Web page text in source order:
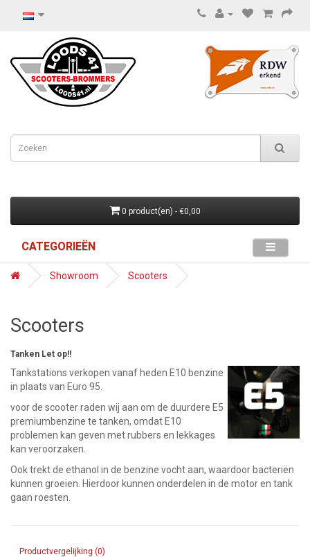
0 product(en) - €0,00
CATEGORIEËN
Showroom Scooters
Scooters
Tanken Let op!!
Tankstations verkopen vanaf heden E10 benzine
in plaats van Euro 95.
voor de scooter raden wij aan om de duurdere E5
premiumbenzine te tanken, omdat E10
problemen kan geven met rubbers en lekkages
kan veroorzaken.
Ook trekt de ethanol in de benzine vocht aan, waardoor bacteriën
kunnen groeien. Hierdoor kunnen onderdelen in de motor en tank
gaan roesten.
Productvergelijking (0)